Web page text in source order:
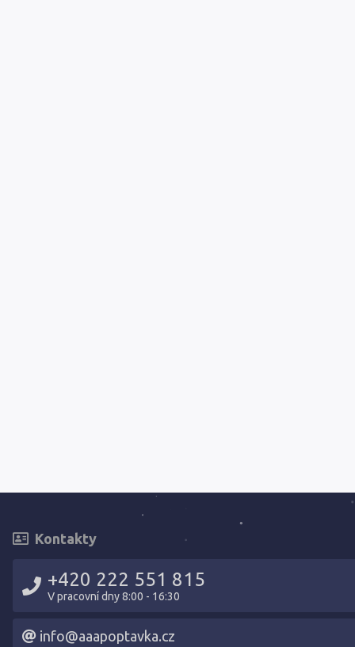
Kontakty
+420 222 551 815
V pracovní dny 8:00 - 16:30
info@aaapoptavka.cz